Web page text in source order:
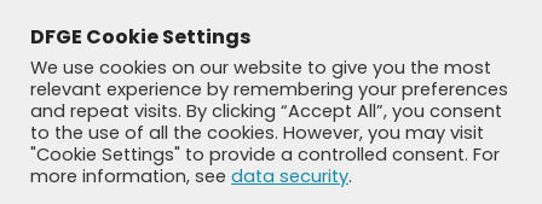
DFGE Cookie Settings
We use cookies on our website to give you the most
relevant experience by remembering your preferences
and repeat visits. By clicking “Accept All”, you consent
to the use of all the cookies. However, you may visit
"Cookie Settings" to provide a controlled consent. For
more information, see data security.